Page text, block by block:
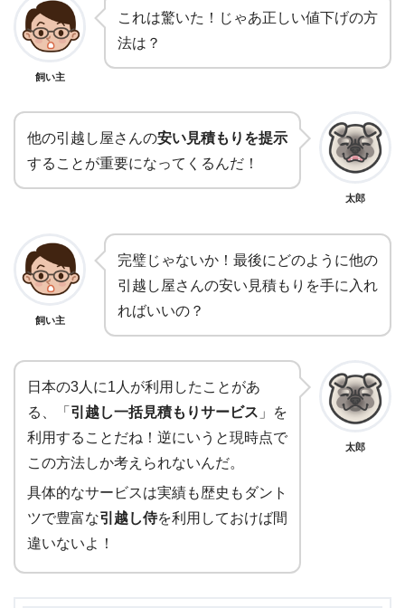
飼い主
これは驚いた！じゃあ正しい値下げの方
法は？
他の引越し屋さんの安い見積もりを提示
することが重要になってくるんだ！
太郎
飼い主
完璧じゃないか！最後にどのように他の
引越し屋さんの安い見積もりを手に入れ
ればいいの？
日本の3人に1人が利用したことがあ
る、「引越し一括見積もりサービス 」を
利用することだね！逆にいうと現時点で
この方法しか考えられないんだ。
具体的なサービスは実績も歴史もダント
ツで豊富な引越し侍を利用しておけば間
違いないよ！
太郎